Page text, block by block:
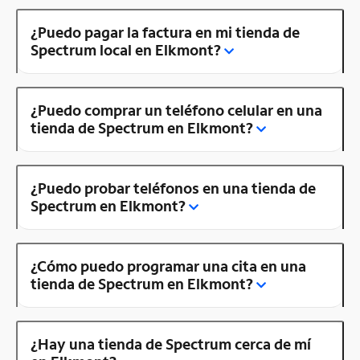
¿Puedo pagar la factura en mi tienda de
Spectrum local en Elkmont?
¿Puedo comprar un teléfono celular en una
tienda de Spectrum en Elkmont?
¿Puedo probar teléfonos en una tienda de
Spectrum en Elkmont?
¿Cómo puedo programar una cita en una
tienda de Spectrum en Elkmont?
¿Hay una tienda de Spectrum cerca de mí